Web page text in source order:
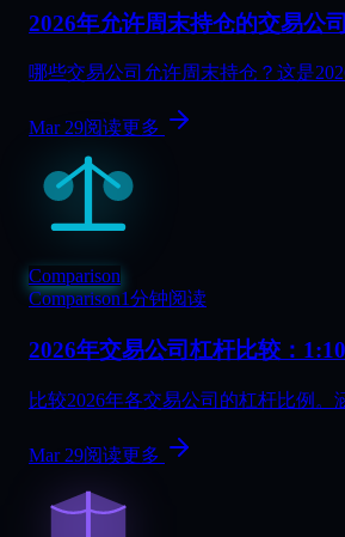
2026年允许周末持仓的交易公
哪些交易公司允许周末持仓？这是
Mar 29阅读更多
Comparison
Comparison1分钟阅读
2026年交易公司杠杆比较：
比较2026年各交易公司的杠杆比例。
Mar 29阅读更多